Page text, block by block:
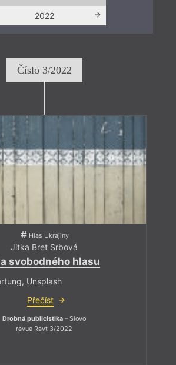
2022
Číslo 3/2022
Hlas Ukrajiny
Jitka Bret Srbová
svobodného hlasu
Unsplash
Přečíst
Drobná publicistika – Slovo
revue Ravt 3/2022